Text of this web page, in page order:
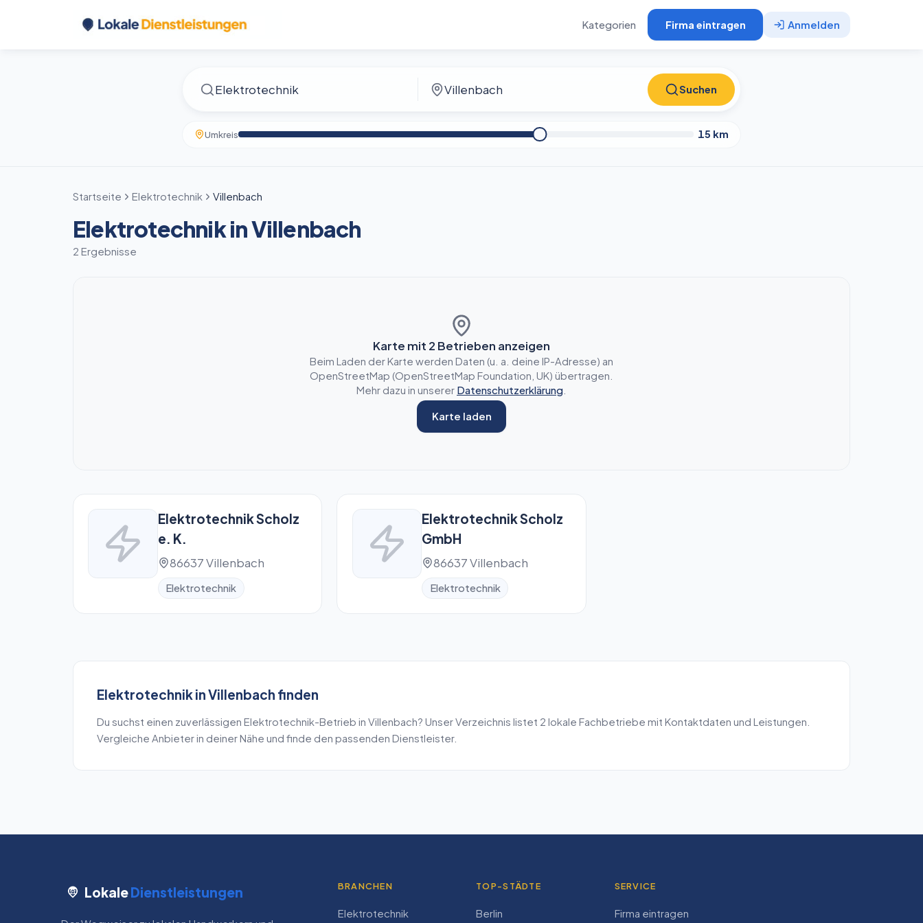
Kategorien Firma eintragen Anmelden
Suchen
Umkreis 15 km
Startseite Elektrotechnik Villenbach
Elektrotechnik in Villenbach
2 Ergebnisse
Karte mit 2 Betrieben anzeigen
Beim Laden der Karte werden Daten (u. a. deine IP-Adresse) an
OpenStreetMap (OpenStreetMap Foundation, UK) übertragen.
Mehr dazu in unserer Datenschutzerklärung
Karte laden
Elektrotechnik Scholz
e. K.
86637 Villenbach
Elektrotechnik
Elektrotechnik Scholz
GmbH
86637 Villenbach
Elektrotechnik
ElektrotechnikinVillenbach finden
Du suchst einen zuverlässigen Elektrotechnik-Betrieb in Villenbach? Unser Verzeichnis listet 2 lokale Fachbetriebe mit Kontaktdaten und Leistungen.
Vergleiche Anbieter in deiner Nähe und finde den passenden Dienstleister.
LokaleDienstleistungen BRANCHEN
Elektrotechnik
TOP-STÄDTE
Berlin
SERVICE
Firma eintragen